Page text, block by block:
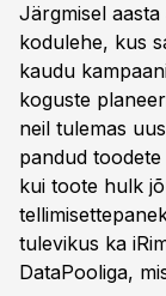
Järgmisel aasta
kodulehe, kus
kaudu
koguste
neil tulemas
pandud
kui toote hulk
tulevikus ka
DataPooliga,